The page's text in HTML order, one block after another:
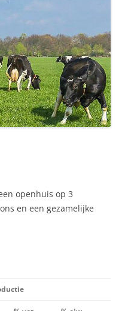
openhuis op 3
en een gezamelijke